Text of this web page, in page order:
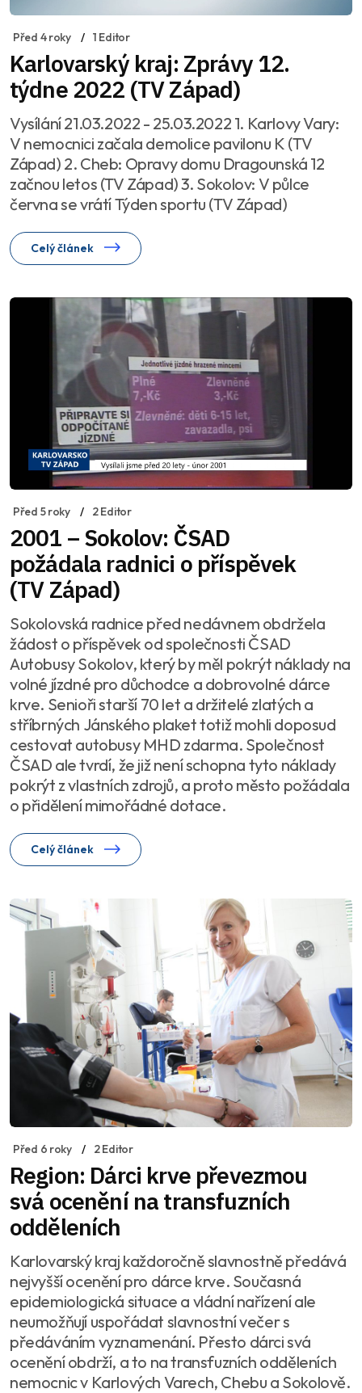
Před 4 roky 1 Editor
Karlovarský kraj: Zprávy 12.
týdne 2022 (TV Západ)
Vysílání 21.03.2022 - 25.03.2022 1. Karlovy Vary:
V nemocnici začala demolice pavilonu K (TV
Západ) 2. Cheb: Opravy domu Dragounská 12
začnou letos (TV Západ) 3. Sokolov: V půlce
června se vrátí Týden sportu (TV Západ)
Celý článek
Před 5 roky 2 Editor
2001 – Sokolov: ČSAD
požádala radnici o příspěvek
(TV Západ)
Sokolovská radnice před nedávnem obdržela
žádost o příspěvek od společnosti ČSAD
Autobusy Sokolov, který by měl pokrýt náklady na
volné jízdné pro důchodce a dobrovolné dárce
krve. Senioři starší 70 let a držitelé zlatých a
stříbrných Jánského plaket totiž mohli doposud
cestovat autobusy MHD zdarma. Společnost
ČSAD ale tvrdí, že již není schopna tyto náklady
pokrýt z vlastních zdrojů, a proto město požádala
o přidělení mimořádné dotace.
Celý článek
Před 6 roky 2 Editor
Region: Dárci krve převezmou
svá ocenění na transfuzních
odděleních
Karlovarský kraj každoročně slavnostně předává
nejvyšší ocenění pro dárce krve. Současná
epidemiologická situace a vládní nařízení ale
neumožňují uspořádat slavnostní večer s
předáváním vyznamenání. Přesto dárci svá
ocenění obdrží, a to na transfuzních odděleních
nemocnic v Karlových Varech, Chebu a Sokolově.